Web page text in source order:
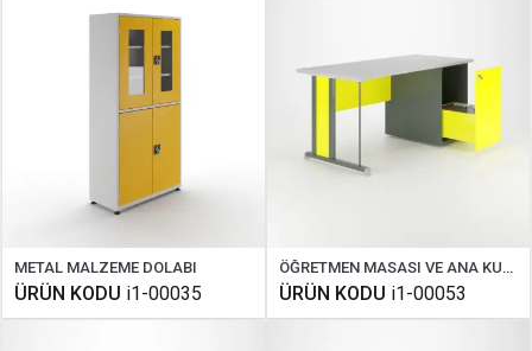
METAL MALZEME DOLABI
ÜRÜN KODU i1-00035
ÖĞRETMEN MASASI VE ANA KUMANDA PANELİ ( STANDART FİZİK )
ÜRÜN KODU i1-00053